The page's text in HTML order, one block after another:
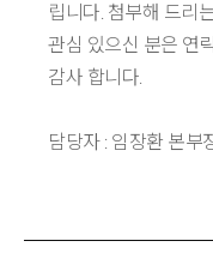
립니다. 첨부해 드리
관심 있으신 분은 연
감사 합니다.
담당자 : 임장환 본